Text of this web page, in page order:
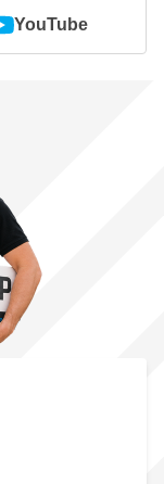
YouTube